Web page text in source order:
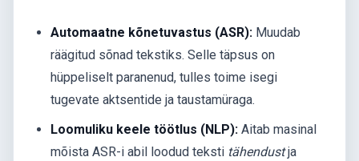
Automaatne kõnetuvastus (ASR): Muudab
räägitud sõnad tekstiks. Selle täpsus on
hüppeliselt paranenud, tulles toime isegi
tugevate aktsentide ja taustamüraga.
Loomuliku keele töötlus (NLP): Aitab masinal
mõista ASR-i abil loodud teksti tähendustja